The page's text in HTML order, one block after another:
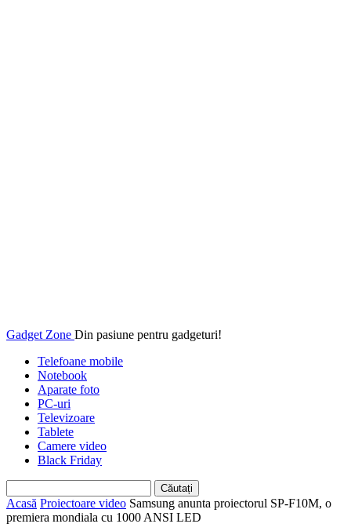
Gadget Zone Din pasiune pentru gadgeturi!
Telefoane mobile
Notebook
Aparate foto
PC-uri
Televizoare
Tablete
Camere video
Black Friday
Acasă Proiectoare video Samsung anunta proiectorul SP-F10M, o
premiera mondiala cu 1000 ANSI LED